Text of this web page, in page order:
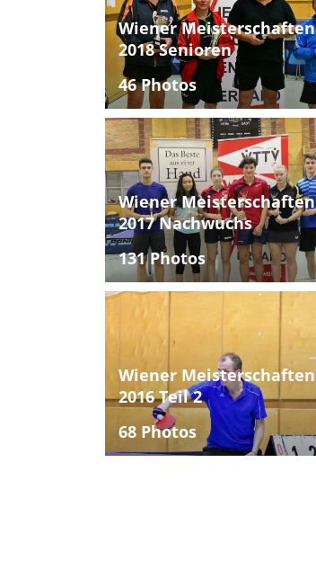
Wiener Meisterschaften
2018 Senioren
46 Photos
Wiener Meisterschaften
2017 Nachwuchs
131 Photos
Wiener Meisterschaften
2016 Teil 2
68 Photos